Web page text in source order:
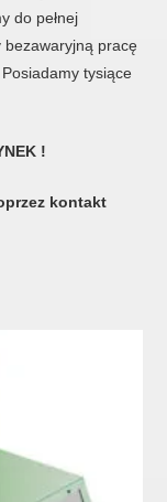
do pełnej
bezawaryjną pracę
tysiące
!
kontakt